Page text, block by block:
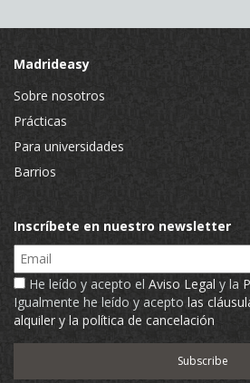
Madrideasy
Sobre nosotros
Prácticas
Para universidades
Barrios
Inscríbete en nuestro newsletter
Email
He leído y acepto el Aviso Legal y la
Igualmente he leído y acepto las
alquiler y la política de cancelación